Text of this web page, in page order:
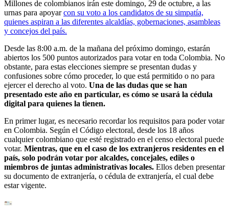
Millones de colombianos irán este domingo, 29 de octubre, a las
urnas para apoyarcon su voto a los candidatos de su simpatía,
quienes aspiran a las diferentes alcaldías, gobernaciones, asambleas
y concejos del país.
Desde las 8:00 a.m. de la mañana del próximo domingo, estarán
abiertos los 500 puntos autorizados para votar en toda Colombia. No
obstante, para estas elecciones siempre se presentan dudas y
confusiones sobre cómo proceder, lo que está permitido o no para
ejercer el derecho al voto. Una de las dudas que se han
presentado este año en particular, es cómo se usará la cédula
digital para quienes la tienen.
En primer lugar, es necesario recordar los requisitos para poder votar
en Colombia. Según el Código electoral, desde los 18 años
cualquier colombiano que esté registrado en el censo electoral puede
votar. Mientras, que en el caso de los extranjeros residentes en el
país, solo podrán votar por alcaldes, concejales, ediles o
miembros de juntas administrativas locales. Ellos deben presentar
su documento de extranjería, o cédula de extranjería, el cual debe
estar vigente.